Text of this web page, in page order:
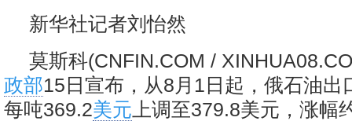
新华社记者刘怡然
莫斯科(CNFIN.COM /
政部15日宣布，从8月1日起，俄石油出
每吨369.2美元 上调至379.8美元，涨幅